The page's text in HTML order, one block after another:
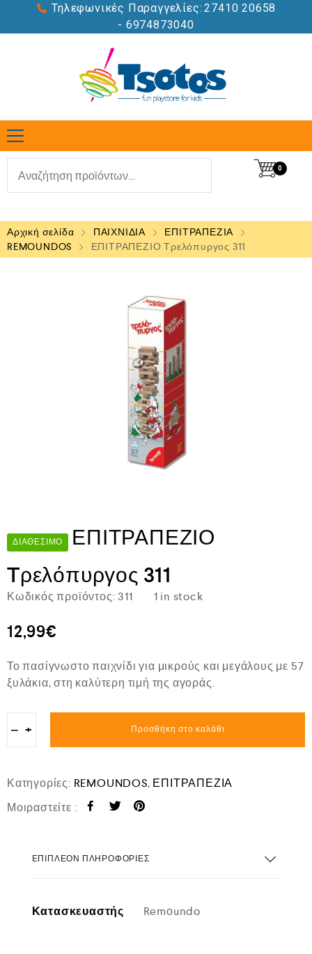
Τηλεφωνικές Παραγγελίες: 27410 20658
- 6974873040
0
Αρχική σελίδα ΠΑΙΧΝΙΔΙΑ
ΕΠΙΤΡΑΠΕΖΙΑ
REMOUNDOS
ΕΠΙΤΡΑΠΕΖΙΟ Tρελόπυργος 311
ΔΙΑΘΈΣΙΜΟ
ΕΠΙΤΡΑΠΕΖΙΟ
Tρελόπυργος 311
Κωδικός προϊόντος: 311 1 in stock
12,99€
Το πασίγνωστο παιχνίδι για μικρούς και μεγάλους με 57
ξυλάκια, στη καλύτερη τιμή της αγοράς.
− + Προσθήκη στο καλάθι
Κατηγορίες: REMOUNDOS, ΕΠΙΤΡΑΠΕΖΙΑ
Μοιραστείτε :
ΕΠΙΠΛΈΟΝ ΠΛΗΡΟΦΟΡΊΕΣ
Κατασκευαστής Remοundo